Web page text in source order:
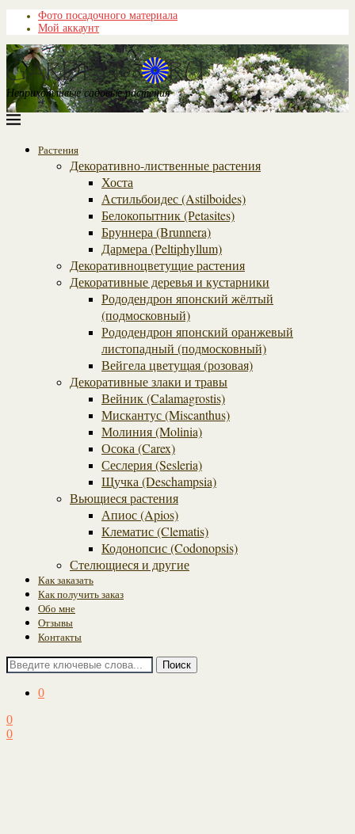
Фото посадочного материала
Мой аккаунт
Неприхотливые садовые растения
Растения
Декоративно-лиственные растения
Хоста
Астильбоидес (Astilboides)
Белокопытник (Рetasites)
Бруннера (Brunnera)
Дармера (Peltiphyllum)
Декоративноцветущие растения
Декоративные деревья и кустарники
Рододендрон японский жёлтый
(подмосковный)
Рододендрон японский оранжевый
листопадный (подмосковный)
Вейгела цветущая (розовая)
Декоративные злаки и травы
Вейник (Calamagrostis)
Мискантус (Miscanthus)
Молиния (Molinia)
Осока (Carex)
Сеслерия (Sesleria)
Щучка (Deschampsia)
Вьющиеся растения
Апиос (Apios)
Клематис (Clematis)
Кодонопсис (Codonopsis)
Стелющиеся и другие
Как заказать
Как получить заказ
Обо мне
Отзывы
Контакты
Поиск
0
0
0